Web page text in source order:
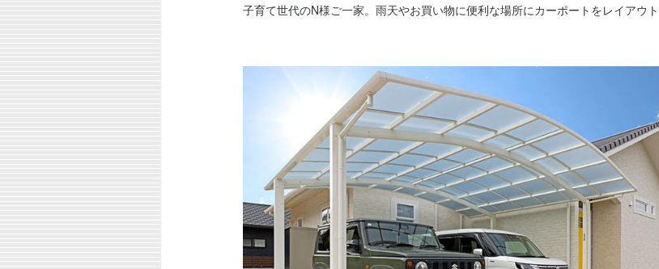
子育て世代のN様ご一家。雨天やお買い物に便利な場所にカーポートをレイアウト